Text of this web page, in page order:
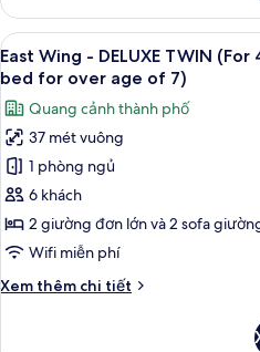
Smoking
(1
bed
for
over
age
of
7)
East
Wing
-
DELUXE
(For
3
adults),
Non
Smoking
bed
for
age
Xem
tất
cả
ảnh
East
Wing
-
DELUXE
TWIN
4
16
East Wing - DELUXE TWIN
bed for over age of 7)
Quang cảnh thành phố
37 mét vuông
1 phòng ngủ
6 khách
2 giường đơn lớn và 2 sofa
Wifi miễn phí
Xem thêm chi tiết
Chi